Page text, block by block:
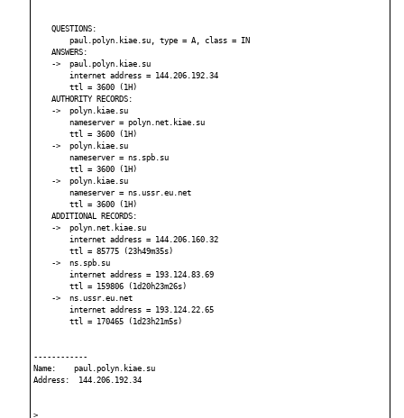
    QUESTIONS:
        paul.polyn.kiae.su, type = A, class = IN
    ANSWERS:
    ->  paul.polyn.kiae.su
        internet address = 144.206.192.34
        ttl = 3600 (1H)
    AUTHORITY RECORDS:
    ->  polyn.kiae.su
        nameserver = polyn.net.kiae.su
        ttl = 3600 (1H)
    ->  polyn.kiae.su
        nameserver = ns.spb.su
        ttl = 3600 (1H)
    ->  polyn.kiae.su
        nameserver = ns.ussr.eu.net
        ttl = 3600 (1H)
    ADDITIONAL RECORDS:
    ->  polyn.net.kiae.su
        internet address = 144.206.160.32
        ttl = 85775 (23h49m35s)
    ->  ns.spb.su
        internet address = 193.124.83.69
        ttl = 159806 (1d20h23m26s)
    ->  ns.ussr.eu.net
        internet address = 193.124.22.65
        ttl = 170465 (1d23h21m5s)
------------
Name:    paul.polyn.kiae.su
Address:  144.206.192.34